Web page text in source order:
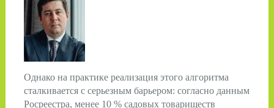
Однако на практике реализация этого алгоритма
сталкивается с серьезным барьером: согласно данным
Росреестра, менее 10 % садовых товариществ